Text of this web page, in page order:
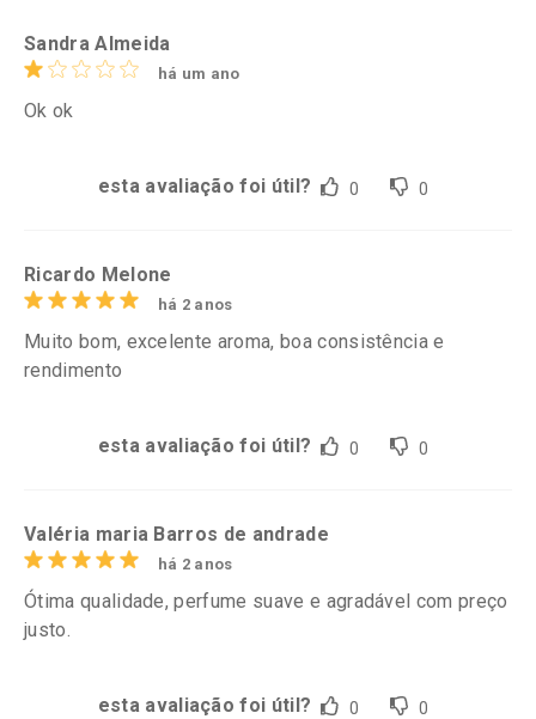
Sandra Almeida
há um ano
Ok ok
esta avaliação foi útil? 0 0
Ricardo Melone
há 2 anos
Muito bom, excelente aroma, boa consistência e
rendimento
esta avaliação foi útil? 0 0
Valéria maria Barros de andrade
há 2 anos
Ótima qualidade, perfume suave e agradável com preço
justo.
esta avaliação foi útil? 0 0